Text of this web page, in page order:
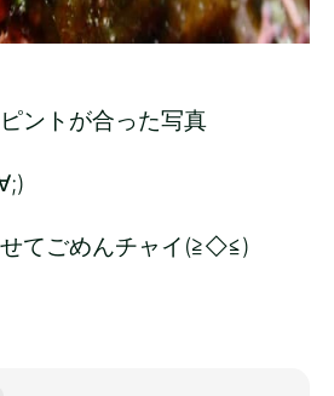
ントが合った写真
てごめんチャイ(≧◇≦)